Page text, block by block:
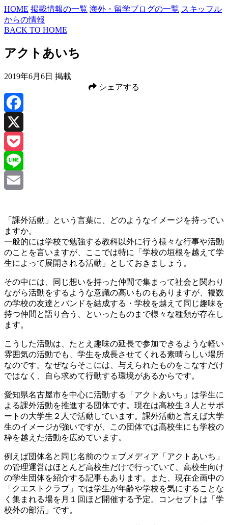
HOME 掲載情報の一覧 海外・留学ブログの一覧 スキッフル
からの情報
BACK TO HOME
アクトあいち
2019年6月6日 掲載
シェアする
「課外活動」という言葉に、どのようなイメージを持ってい
ますか。
一般的には学校で勉強する教科以外に行う様々な行事や活動
のことを言いますが、ここでは特に「学校の垣根を越えて学
生によって展開される活動」としておきましょう。
その中には、同じ想いを持った仲間で集まって社会と関わり
ながら活動をするような意識の高いものもありますが、複数
の学校の友達とバンドを結成する・学校を越えて同じ趣味を
持つ仲間と語り合う、といったものまで様々な種類が存在し
ます。
こうした活動は、たとえ趣味の延長で参加できるような軽い
雰囲気の活動でも、学生を成長させてくれる素晴らしい場所
なのです。なぜならそこには、与えられたものをこなすだけ
ではなく、自ら求めて行動する環境があるからです。
愛知県名古屋市を中心に活動する「アクトあいち」は学生に
よる課外活動を推進する団体です。現在は高校生３人とサポ
ートの大学生２人で活動しています。課外活動と言えば大学
生のイメージが強いですが、この団体では高校生にも学校の
枠を越えた活動を広めています。
例えば団体名と同じ名前のウェブメディア「アクトあいち」
の管理運営はほとんど高校生だけで行っていて、高校生向け
の学生団体を紹介する記事もあります。また、現在企画中の
「クエストクラブ」では学生が年齢や学校を気にすることな
く集まれる場を月１回ほど開催する予定。コンセプトは「学
校外の部活」です。